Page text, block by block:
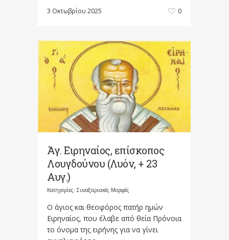
3 Οκτωβρίου 2025 0
Άγ. Ειρηναίος, επίσκοπος
Λουγδούνου (Λυόν, + 23
Αυγ.)
Κατηγορίες: Συναξαριακές Μορφές
Ο άγιος και θεοφόρος πατήρ ημών
Ειρηναίος, που έλαβε από θεία Πρόνοια
το όνομα της ειρήνης για να γίνει